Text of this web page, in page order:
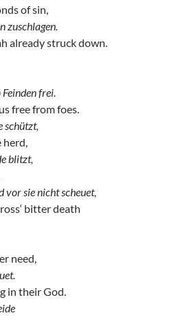
of sin,
zuschlagen.
already struck down.
frei.
free from foes.
schützt,
blitzt,
vor sie nicht scheuet,
bitter death
need,
in their God.